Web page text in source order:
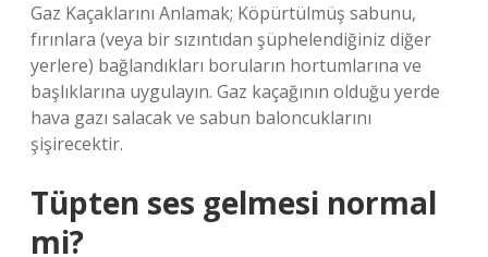
Gaz Kaçaklarını Anlamak; Köpürtülmüş sabunu,
fırınlara (veya bir sızıntıdan şüphelendiğiniz diğer
yerlere) bağlandıkları boruların hortumlarına ve
başlıklarına uygulayın. Gaz kaçağının olduğu yerde
hava gazı salacak ve sabun baloncuklarını
şişirecektir.
Tüpten ses gelmesi normal
mi?